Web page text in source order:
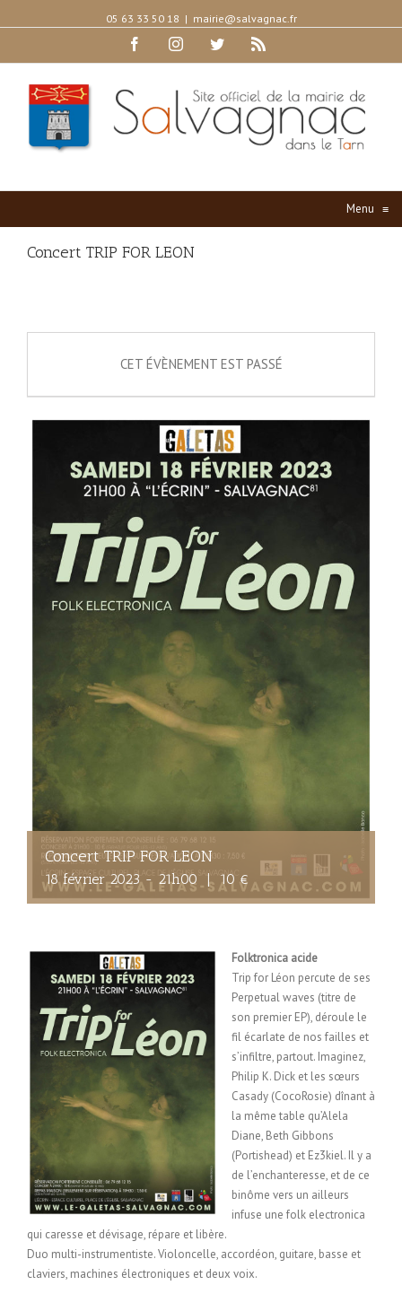
05 63 33 50 18 | mairie@salvagnac.fr
FacebookInstagramTwitter
Menu ≡
Concert TRIP FOR LEON
CET ÉVÈNEMENT EST PASSÉ
Concert TRIP FOR LEON
18 février 2023 - 21h00 | 10 €
Folktronica acide
Trip for Léon percute de ses
Perpetual waves (titre de
son premier EP), déroule le
fil écarlate de nos failles et
s’infiltre, partout. Imaginez,
Philip K. Dick et les sœurs
Casady (CocoRosie) dînant à
la même table qu’Alela
Diane, Beth Gibbons
(Portishead) et Ez3kiel. Il y a
de l’enchanteresse, et de ce
binôme vers un ailleurs
infuse une folk electronica
qui caresse et dévisage, répare et libère.
Duo multi-instrumentiste. Violoncelle, accordéon, guitare, basse et
claviers, machines électroniques et deux voix.